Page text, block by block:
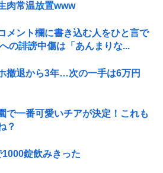
肉常温放置www
メント欄に書き込む人をひと言で
の誹謗中傷は「あんまりな...
撤退から3年…次の一手は6万円
で一番可愛いチアが決定！これも
？
錠飲みきった